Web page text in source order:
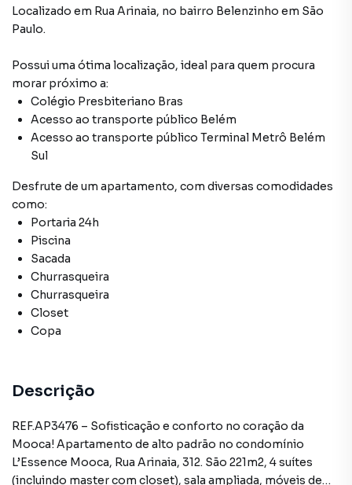
Localizado em Rua Arinaia, no bairro Belenzinho em São
Paulo.
Possui uma ótima localização, ideal para quem procura
morar próximo a:
Colégio Presbiteriano Bras
Acesso ao transporte público Belém
Acesso ao transporte público Terminal Metrô Belém
Sul
Desfrute de um apartamento, com diversas comodidades
como:
Portaria 24h
Piscina
Sacada
Churrasqueira
Churrasqueira
Closet
Copa
Descrição
REF.AP3476 – Sofisticação e conforto no coração da
Mooca! Apartamento de alto padrão no condomínio
L’Essence Mooca, Rua Arinaia, 312. São 221m2, 4 suítes
(incluindo master com closet), sala ampliada, móveis de